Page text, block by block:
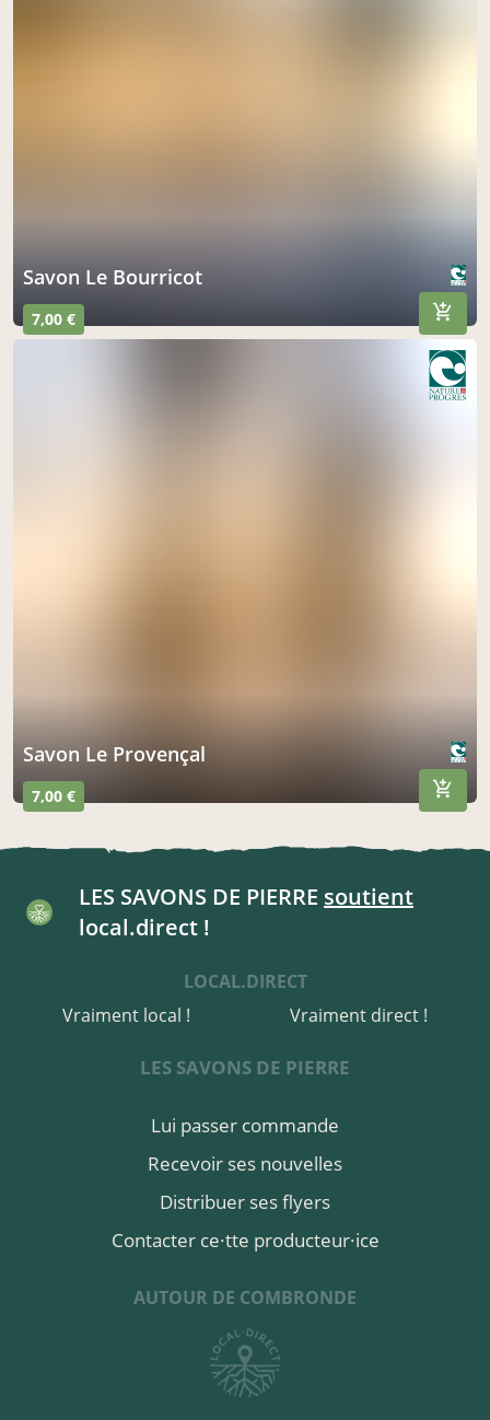
Savon Le Bourricot
7,00 €
Savon Le Provençal
7,00 €
LES SAVONS DE PIERRE soutient
local.direct !
LOCAL.DIRECT
Vraiment local !
Vraiment direct !
LES SAVONS DE PIERRE
Lui passer commande
Recevoir ses nouvelles
Distribuer ses flyers
Contacter ce·tte producteur·ice
AUTOUR DE COMBRONDE